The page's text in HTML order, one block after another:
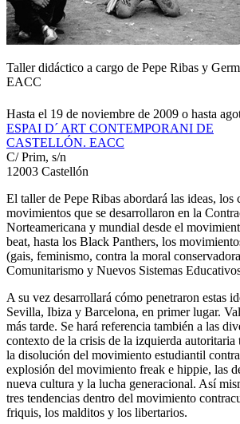
Taller didáctico a cargo de Pepe Ribas y
EACC
Hasta el 19 de noviembre de 2009 o hasta
ESPAI D´ ART CONTEMPORANI DE
CASTELLÓN. EACC
C/ Prim, s/n
12003 Castellón
El taller de Pepe Ribas abordará las ideas, los
movimientos que se desarrollaron en la
Norteamericana y mundial desde el
beat, hasta los Black Panthers, los
(gais, feminismo, contra la moral
Comunitarismo y Nuevos Sistemas
A su vez desarrollará cómo penetraron estas
Sevilla, Ibiza y Barcelona, en primer lugar.
más tarde. Se hará referencia también a las
contexto de la crisis de la izquierda autoritaria
la disolución del movimiento estudiantil
explosión del movimiento freak e hippie, las
nueva cultura y la lucha generacional. Así
tres tendencias dentro del movimiento
friquis, los malditos y los libertarios.